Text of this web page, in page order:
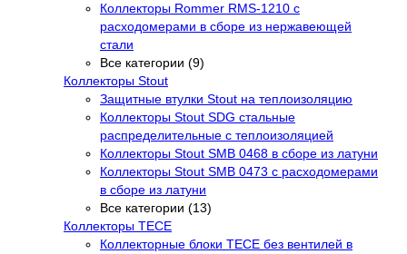
Коллекторы Rommer RMS-1210 с
расходомерами в сборе из нержавеющей
стали
Все категории (9)
Коллекторы Stout
Защитные втулки Stout на теплоизоляцию
Коллекторы Stout SDG стальные
распределительные с теплоизоляцией
Коллекторы Stout SMB 0468 в сборе из латуни
Коллекторы Stout SMB 0473 с расходомерами
в сборе из латуни
Все категории (13)
Коллекторы TECE
Коллекторные блоки TECE без вентилей в